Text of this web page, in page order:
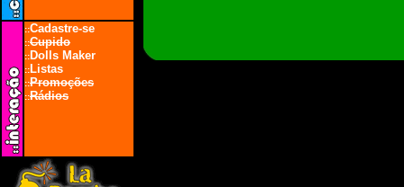
::Cadastre-se
::Cupido
::Dolls Maker
::Listas
::Promoções
::Rádios